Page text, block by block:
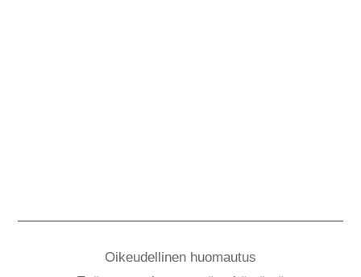
Oikeudellinen huomautus